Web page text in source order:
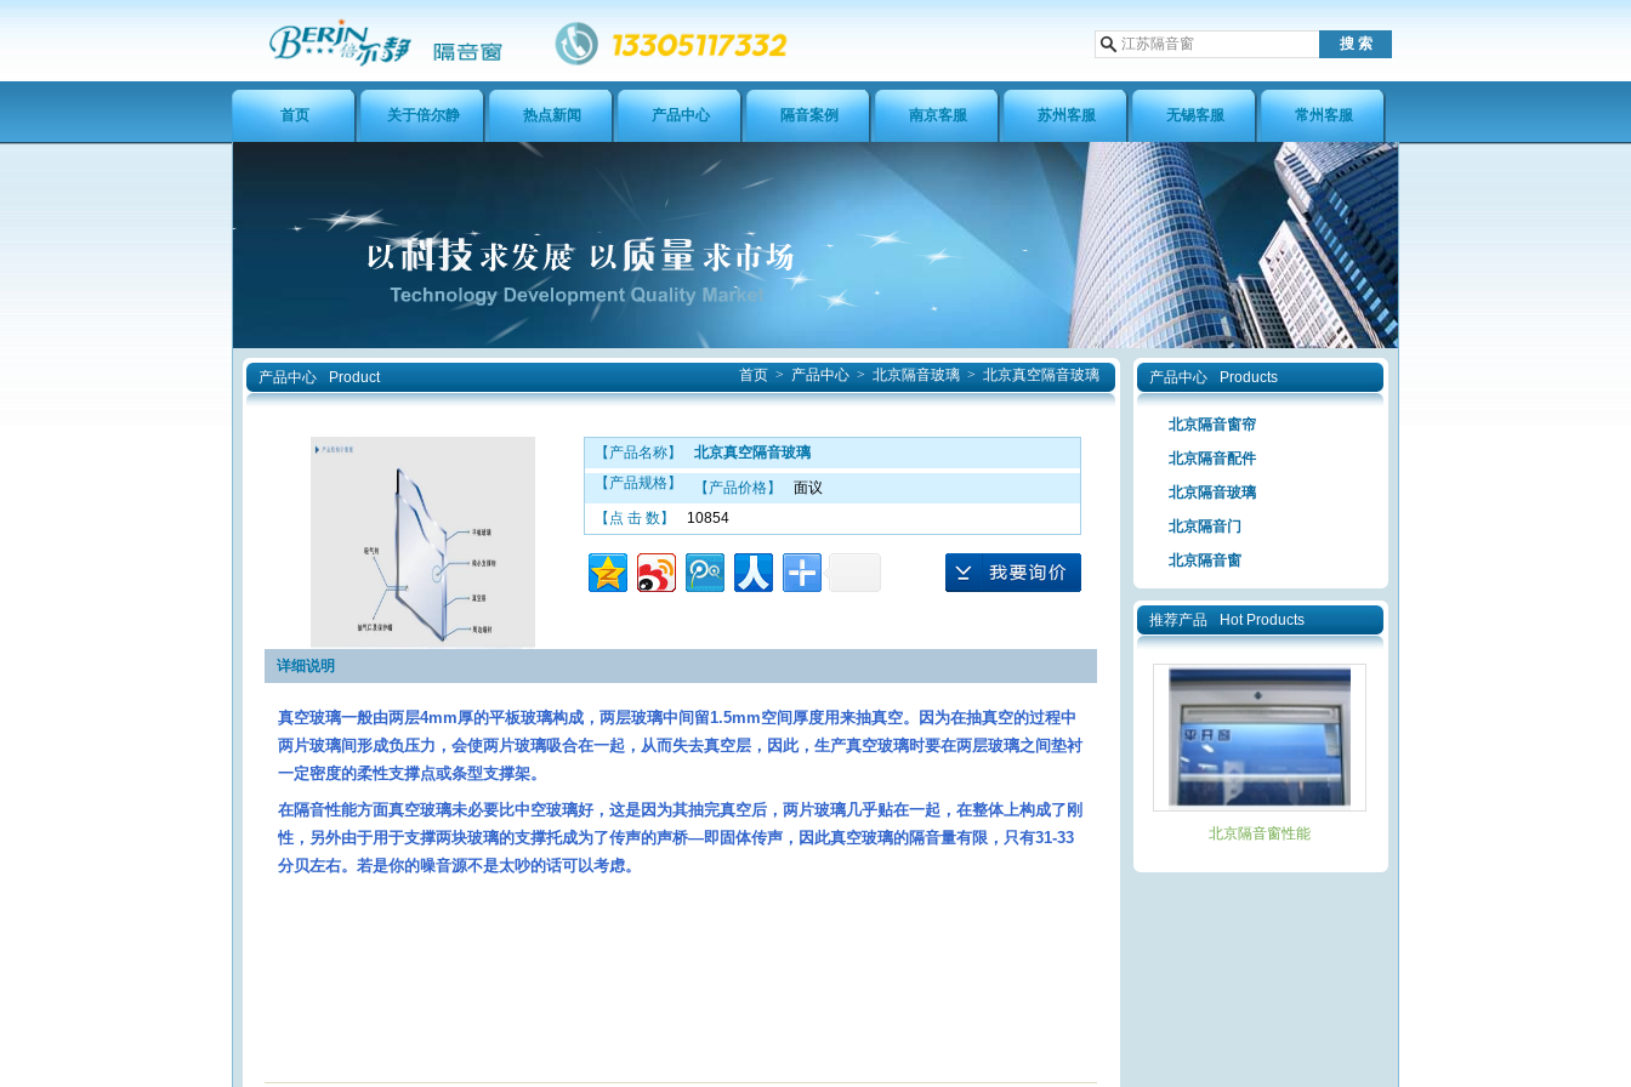
首页 关于倍尔静 热点新闻 产品中心 隔音案例 南京客服 苏州客服 无锡客服 常州客服
首页 > 产品中心 > 北京隔音玻璃 > 北京真空隔音玻璃
产品中心 Product
【产品名称】
北京真空隔音玻璃
【产品规格】
【产品价格】
面议
【点 击 数】
10854
详细说明
真空玻璃一般由两层4mm厚的平板玻璃构成，两层玻璃中间留1.5mm空间厚度用来抽真空。因为在抽真空的过程中
两片玻璃间形成负压力，会使两片玻璃吸合在一起，从而失去真空层，因此，生产真空玻璃时要在两层玻璃之间垫衬
一定密度的柔性支撑点或条型支撑架。
在隔音性能方面真空玻璃未必要比中空玻璃好，这是因为其抽完真空后，两片玻璃几乎贴在一起，在整体上构成了刚
性，另外由于用于支撑两块玻璃的支撑托成为了传声的声桥—即固体传声，因此真空玻璃的隔音量有限，只有31-33
分贝左右。若是你的噪音源不是太吵的话可以考虑。
产品中心 Products
北京隔音窗帘
北京隔音配件
北京隔音玻璃
北京隔音门
北京隔音窗
推荐产品 Hot Products
北京隔音窗性能